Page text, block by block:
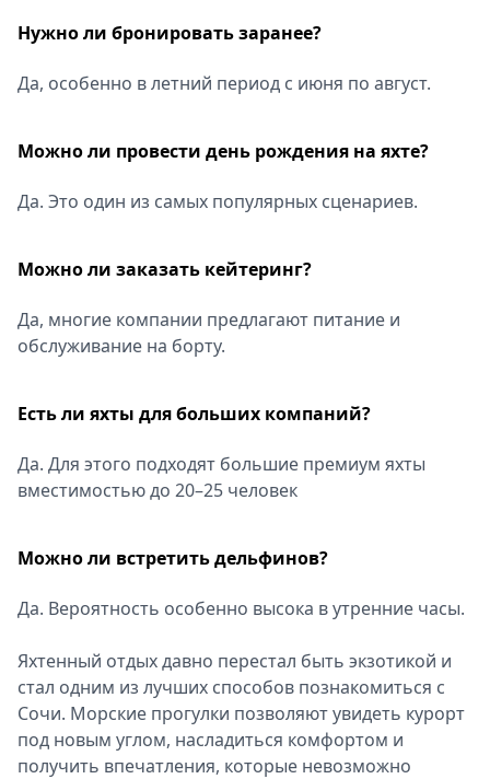
Нужно ли бронировать заранее?
Да, особенно в летний период с июня по август.
Можно ли провести день рождения на яхте?
Да. Это один из самых популярных сценариев.
Можно ли заказать кейтеринг?
Да, многие компании предлагают питание и
обслуживание на борту.
Есть ли яхты для больших компаний?
Да. Для этого подходят большие премиум яхты
вместимостью до 20–25 человек
Можно ли встретить дельфинов?
Да. Вероятность особенно высока в утренние часы.
Яхтенный отдых давно перестал быть экзотикой и
стал одним из лучших способов познакомиться с
Сочи. Морские прогулки позволяют увидеть курорт
под новым углом, насладиться комфортом и
получить впечатления, которые невозможно